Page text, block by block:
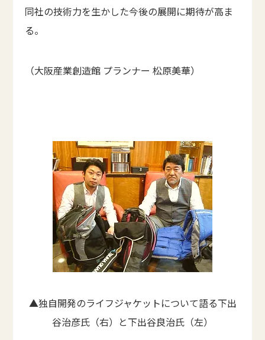
同社の技術力を生かした今後の展開に期待が高ま
る。
（大阪産業創造館 プランナー 松原美華）
▲独自開発のライフジャケットについて語る下出
谷治彦氏（右）と下出谷良治氏（左）